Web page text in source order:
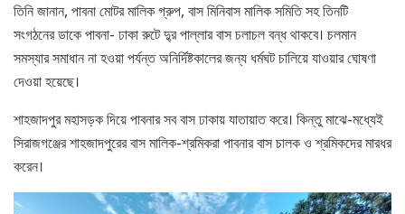
তিনি জানান, পাবনা মোটর মালিক গ্রুপ, বাস মিনিবাস মালিক সমিতি সহ তিনটি
সংগঠনের ডাকে পাবনা- ঢাকা রুটে দু্র পাল্লার বাস চলাচল বন্ধ থাকবে। চলমান
সমস্যার সমাধান না হওয়া পর্যন্ত অনির্দিষ্টকালের জন্য ধর্মঘট চালিয়ে যাওয়ার ঘোষণা
দেওয়া হয়েছে।
শাহজাদপুর মহাসড়ক দিয়ে পাবনার সব বাস ঢাকায় যাতায়াত করে। কিন্তু মাঝে-মধ্যেই
সিরাজগঞ্জের শাহজাদপুরের বাস মালিক-শ্রমিকরা পাবনার বাস চালক ও শ্রমিকদের মারধর
করেন।